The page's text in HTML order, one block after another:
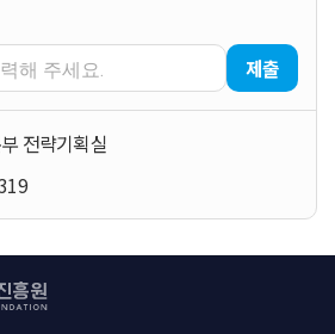
제출
전략기획실